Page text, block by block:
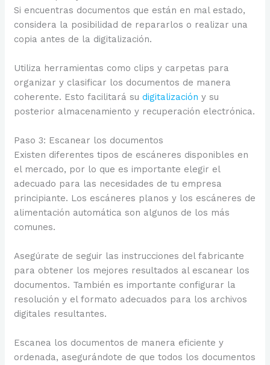
Si encuentras documentos que están en mal estado,
considera la posibilidad de repararlos o realizar una
copia antes de la digitalización.
Utiliza herramientas como clips y carpetas para
organizar y clasificar los documentos de manera
coherente. Esto facilitará sudigitalización y su
posterior almacenamiento y recuperación electrónica.
Paso 3: Escanear los documentos
Existen diferentes tipos de escáneres disponibles en
el mercado, por lo que es importante elegir el
adecuado para las necesidades de tu empresa
principiante. Los escáneres planos y los escáneres de
alimentación automática son algunos de los más
comunes.
Asegúrate de seguir las instrucciones del fabricante
para obtener los mejores resultados al escanear los
documentos. También es importante configurar la
resolución y el formato adecuados para los archivos
digitales resultantes.
Escanea los documentos de manera eficiente y
ordenada, asegurándote de que todos los documentos